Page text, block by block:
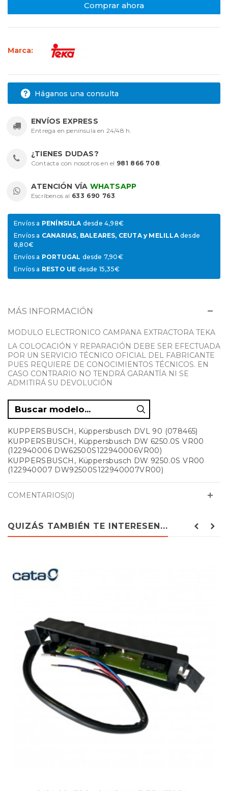
Comprar ahora
Marca:
Háganos una consulta
ENVÍOS EXPRESS
Entrega en península en 24/48 h.
¿TIENES DUDAS?
Contacta con nosotros en el 981 866 708.
ATENCIÓN VÍA WHATSAPP
Escríbenos al 633 690 763.
Envíos a PENÍNSULAdesde 4,98€
Envíos a CANARIAS, BALEARES, CEUTA y MELILLAdesde
8,80€
Envíos a PORTUGAL desde 7,90€
Envíos a RESTO UE desde 15,35€
MÁS INFORMACIÓN
MODULO ELECTRONICO CAMPANA EXTRACTORA TEKA
LA COLOCACIÓN Y REPARACIÓN DEBE SER EFECTUADA
POR UN SERVICIO TÉCNICO OFICIAL DEL FABRICANTE
PUES REQUIERE DE CONOCIMIENTOS TÉCNICOS. EN
CASO CONTRARIO NO TENDRÁ GARANTÍA NI SE
ADMITIRÁ SU DEVOLUCIÓN
KUPPERSBUSCH, Küppersbusch DVL 90 (078465)
KUPPERSBUSCH, Küppersbusch DW 6250.0S VR00
(122940006 DW62500S122940006VR00)
KUPPERSBUSCH, Küppersbusch DW 9250.0S VR00
(122940007 DW92500S122940007VR00)
KUPPERSBUSCH, Küppersbusch IKD 9550.1 GE
PORTINOX, PCC40 (E11101072PXICC)
PORTINOX, PCC40 E11101072PXICC
PORTINOX, PDV1803P VERRE
PORTINOX, PDVE90 VR02
TEKA, CC 40 (078464)
TEKA, CC 40 INOX VR00 (40480300)
TEKA, CC 480 INOX VR00 40480320
TEKA, CC 485 INOX VR00 (40480330)
TEKA, DG 785 - VR00 40485381
TEKA, DG 785 VR00 40485381
TEKA, DG 785-VR00 (40485381)
TEKA, DG 785-VR00 40485381
TEKA, DG 985 VR00 (40485382)
TEKA, DG 985 VR00 40485382
TEKA, DG3 ISLA 980 40485140
TEKA, DG3 ISLA 980 VR00 (40485140)
TEKA, DG3 ISLA 985 VR00 (40485150)
TEKA, DG3 ISLA 985 VR00 40485150
COMENTARIOS(0)
QUIZÁS TAMBIÉN TE INTERESEN...